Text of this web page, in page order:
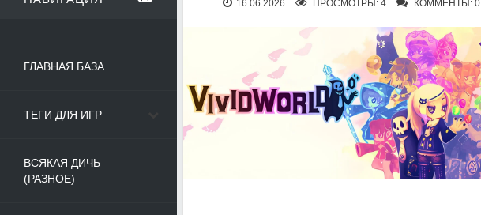
ГЛАВНАЯ БАЗА
ТЕГИ ДЛЯ ИГР
ВСЯКАЯ ДИЧЬ
(РАЗНОЕ)
16.06.2026 ПРОСМОТРЫ: 4 КОММЕНТЫ: 0